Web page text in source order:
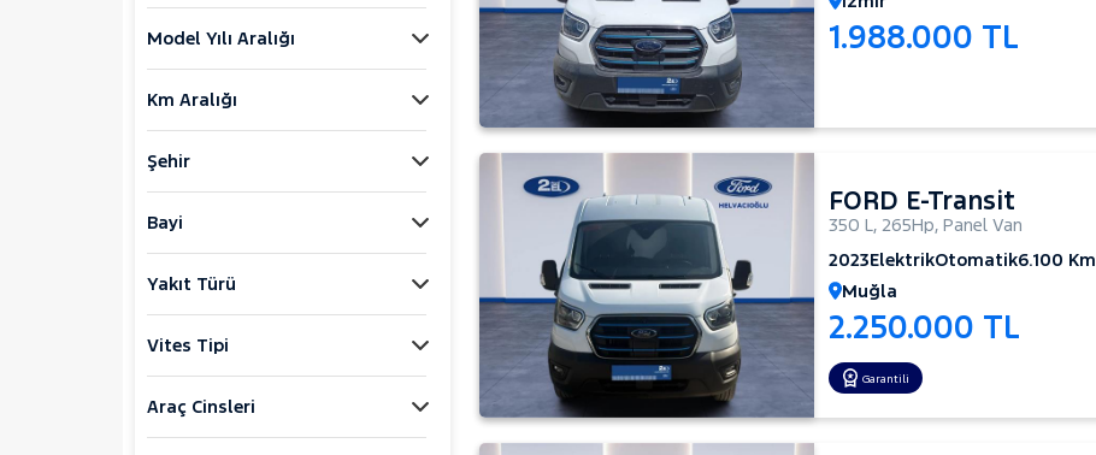
DAIHATSU
FIAT
FORD
E-Tourneo Courier
E-Transit
350 L
350 M
Explorer-E
Model Yılı Aralığı
Km Aralığı
Şehir
Bayi
Yakıt Türü
Vites Tipi
Araç Cinsleri
1.988.000 TL
FORD E-Transit
350 L, 265Hp, Panel Van
2023ElektrikOtomatik6.100 Km
Muğla
2.250.000 TL
Garantili